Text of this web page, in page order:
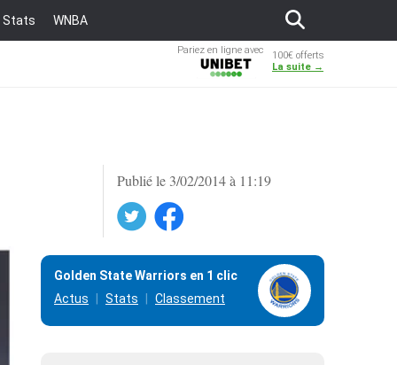
Stats WNBA
Pariez en ligne avec
100€ offerts
La suite →
Publié le 3/02/2014 à 11:19
Facebook
Golden State Warriors en 1 clic
Actus
Stats Classement